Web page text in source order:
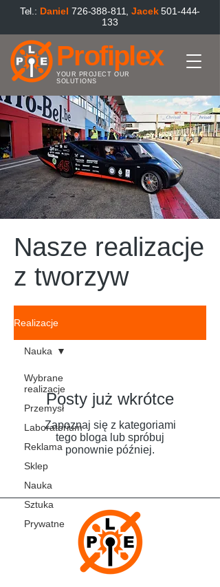
Tel.: Daniel 726-388-811 ,Jacek 501-444-
133
Profiplex
YOUR PROJECT OUR
SOLUTIONS
Nasze realizacje
z tworzyw
Realizacje
Wybrane
realizacje
Przemysł
Laboratorium
Reklama
Sklep
Nauka
Sztuka
Prywatne
Nauka
Posty już wkrótce
Zapoznaj się z kategoriami
tego bloga lub spróbuj
ponownie później.